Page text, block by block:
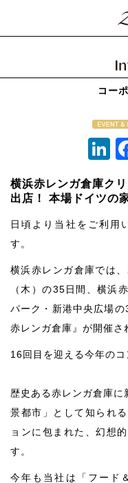
コー
横浜赤レンガ倉庫ク
出店！ 本場ドイツの
日頃より当社をご利用
す。
横浜赤レンガ倉庫では
（木）の35日間、横浜
パーク・新港中央広場
赤レンガ倉庫』が開催さ
16回目を迎える今年のコ
歴史ある赤レンガ倉庫に
景都市」として知られ
ョンに包まれた、幻想
す。
今年も当社は「フード